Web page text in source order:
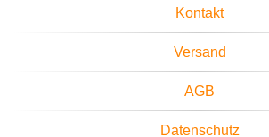
Kontakt
Versand
AGB
Datenschutz